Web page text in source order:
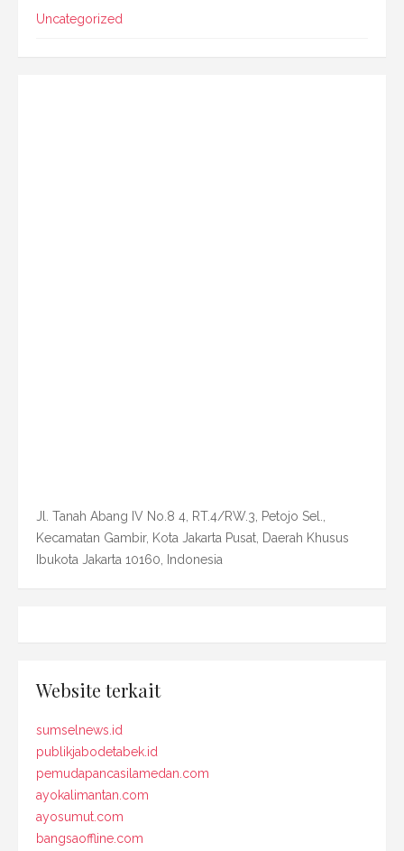
Uncategorized
Jl. Tanah Abang IV No.8 4, RT.4/RW.3, Petojo Sel.,
Kecamatan Gambir, Kota Jakarta Pusat, Daerah Khusus
Ibukota Jakarta 10160, Indonesia
Website terkait
sumselnews.id
publikjabodetabek.id
pemudapancasilamedan.com
ayokalimantan.com
ayosumut.com
bangsaoffline.com